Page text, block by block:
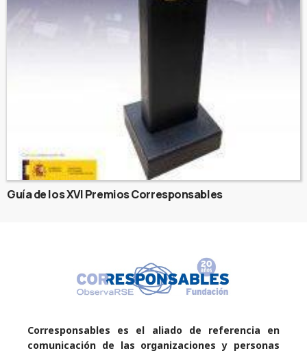
Guía de los XVI Premios Corresponsables
Corresponsables es el aliado de referencia en
comunicación de las organizaciones y personas